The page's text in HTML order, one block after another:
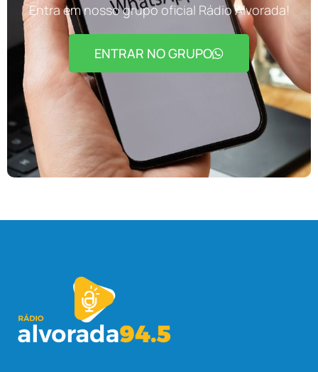
Entra em nosso grupo oficial Rádio Alvorada!
ENTRAR NO GRUPO